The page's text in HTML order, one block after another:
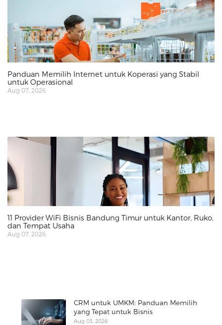
Panduan Memilih Internet untuk Koperasi yang Stabil
untuk Operasional
Aug 07, 2026
11 Provider WiFi Bisnis Bandung Timur untuk Kantor, Ruko,
dan Tempat Usaha
Aug 07, 2026
CRM untuk UMKM: Panduan Memilih
yang Tepat untuk Bisnis
Aug 03, 2026